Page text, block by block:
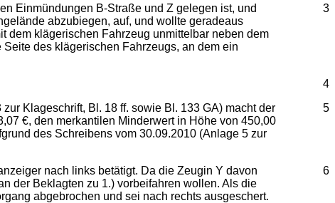
3
Einmündungen B-Straße und Z gelegen ist, und
abzubiegen, auf, und wollte geradeaus
dem klägerischen Fahrzeug unmittelbar neben dem
des klägerischen Fahrzeugs, an dem ein
4
5
Klageschrift, Bl. 18 ff. sowie Bl. 133 GA) macht der
€, den merkantilen Minderwert in Höhe von 450,00
des Schreibens vom 30.09.2010 (Anlage 5 zur
6
nach links betätigt. Da die Zeugin Y davon
der Beklagten zu 1.) vorbeifahren wollen. Als die
abgebrochen und sei nach rechts ausgeschert.